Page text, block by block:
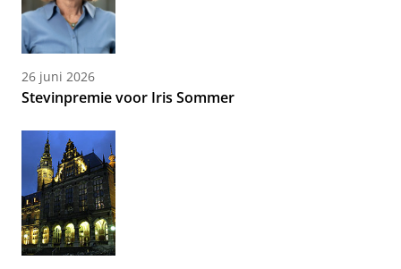
26 juni 2026
Stevinpremie voor Iris Sommer